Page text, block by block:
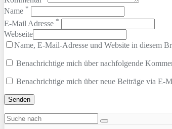
Name *
E-Mail Adresse *
Webseite
Name, E-Mail-Adresse und Website in diesem
Benachrichtige mich über nachfolgende
Benachrichtige mich über neue Beiträge via E-